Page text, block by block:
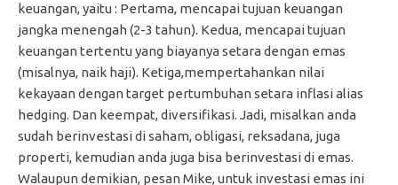
keuangan, yaitu : Pertama, mencapai tujuan keuangan
jangka menengah (2-3 tahun). Kedua, mencapai tujuan
keuangan tertentu yang biayanya setara dengan emas
(misalnya, naik haji). Ketiga,mempertahankan nilai
kekayaan dengan target pertumbuhan setara inflasi alias
hedging. Dan keempat, diversifikasi. Jadi, misalkan anda
sudah berinvestasi di saham, obligasi, reksadana, juga
properti, kemudian anda juga bisa berinvestasi di emas.
Walaupun demikian, pesan Mike, untuk investasi emas ini